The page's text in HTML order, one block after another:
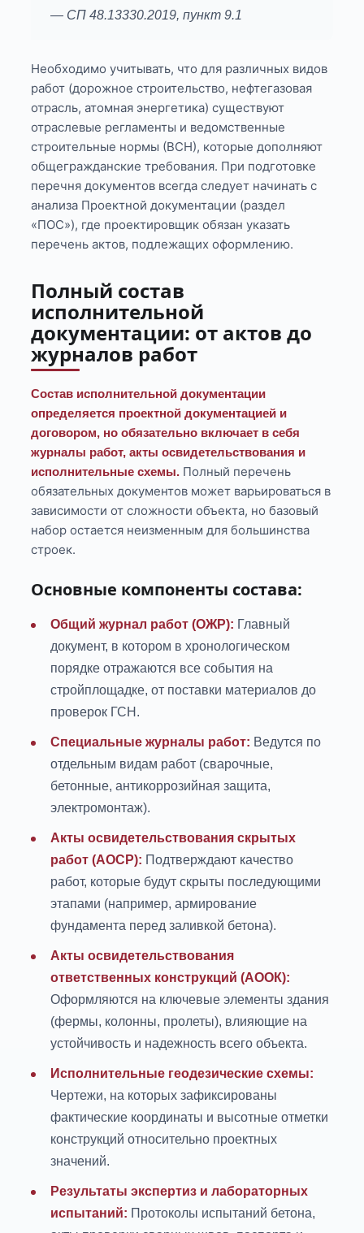
— СП 48.13330.2019, пункт 9.1
Необходимо учитывать, что для различных видов
работ (дорожное строительство, нефтегазовая
отрасль, атомная энергетика) существуют
отраслевые регламенты и ведомственные
строительные нормы (ВСН), которые дополняют
общегражданские требования. При подготовке
перечня документов всегда следует начинать с
анализа Проектной документации (раздел
«ПОС»), где проектировщик обязан указать
перечень актов, подлежащих оформлению.
Полный состав
исполнительной
документации: от актов до
журналов работ
Состав исполнительной документации
определяется проектной документацией и
договором, но обязательно включает в себя
журналы работ, акты освидетельствования и
исполнительные схемы. Полный перечень
обязательных документов может варьироваться в
зависимости от сложности объекта, но базовый
набор остается неизменным для большинства
строек.
Основные компоненты состава:
Общий журнал работ (ОЖР): Главный
документ, в котором в хронологическом
порядке отражаются все события на
стройплощадке, от поставки материалов до
проверок ГСН.
Специальные журналы работ: Ведутся по
отдельным видам работ (сварочные,
бетонные, антикоррозийная защита,
электромонтаж).
Акты освидетельствования скрытых
работ (АОСР): Подтверждают качество
работ, которые будут скрыты последующими
этапами (например, армирование
фундамента перед заливкой бетона).
Акты освидетельствования
ответственных конструкций (АООК):
Оформляются на ключевые элементы здания
(фермы, колонны, пролеты), влияющие на
устойчивость и надежность всего объекта.
Исполнительные геодезические схемы:
Чертежи, на которых зафиксированы
фактические координаты и высотные отметки
конструкций относительно проектных
значений.
Результаты экспертиз и лабораторных
испытаний: Протоколы испытаний бетона,